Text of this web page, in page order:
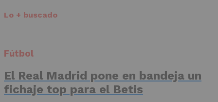
Lo + buscado
Fútbol
El Real Madrid pone en bandeja un
fichaje top para el Betis